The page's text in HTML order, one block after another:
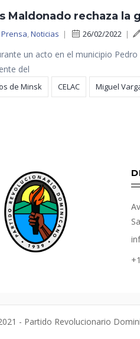
Maldonado rechaza la
,Noticias | 26/02/2022 |
un acto en el municipio
del
de Minsk CELAC Miguel
- Partido Revolucionario